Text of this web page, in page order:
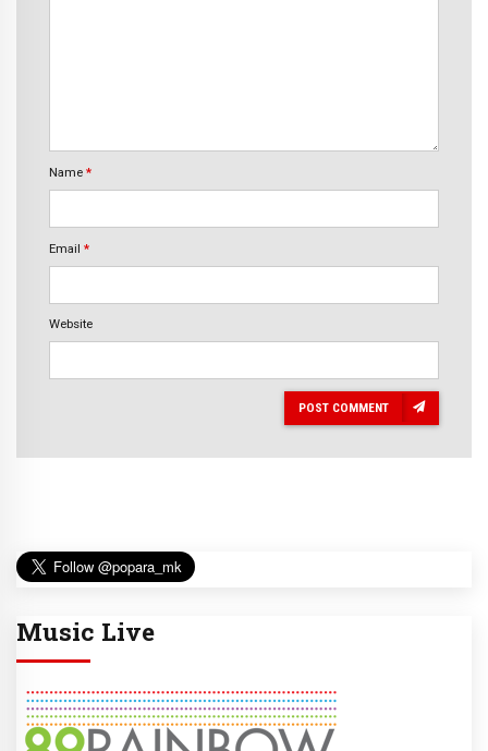
Name *
Email *
Website
POST COMMENT
Music Live